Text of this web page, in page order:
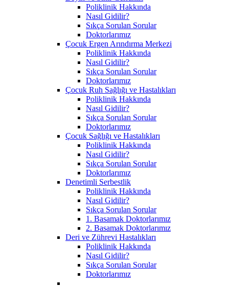
Poliklinik Hakkında
Nasıl Gidilir?
Sıkça Sorulan Sorular
Doktorlarımız
Çocuk Ergen Arındırma Merkezi
Poliklinik Hakkında
Nasıl Gidilir?
Sıkça Sorulan Sorular
Doktorlarımız
Çocuk Ruh Sağlığı ve Hastalıkları
Poliklinik Hakkında
Nasıl Gidilir?
Sıkça Sorulan Sorular
Doktorlarımız
Çocuk Sağlığı ve Hastalıkları
Poliklinik Hakkında
Nasıl Gidilir?
Sıkça Sorulan Sorular
Doktorlarımız
Denetimli Serbestlik
Poliklinik Hakkında
Nasıl Gidilir?
Sıkça Sorulan Sorular
1. Basamak Doktorlarımız
2. Basamak Doktorlarımız
Deri ve Zührevi Hastalıkları
Poliklinik Hakkında
Nasıl Gidilir?
Sıkça Sorulan Sorular
Doktorlarımız